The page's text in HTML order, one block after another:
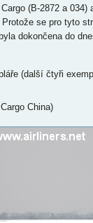
(B-2872 a
Protože se pro tyto
dokončena do
(další čtyři
China)